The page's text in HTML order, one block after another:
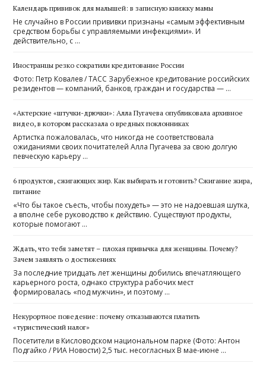
Календарь прививок для малышей: в записную книжку мамы
Не случайно в России прививки признаны «самым эффективным
средством борьбы с управляемыми инфекциями». И
действительно, с …
Иностранцы резко сократили кредитование России
Фото: Петр Ковалев / ТАСС Зарубежное кредитование российских
резидентов — компаний, банков, граждан и государства — …
«Актерские «штучки-дрючки»: Алла Пугачева опубликовала архивное
видео, в котором рассказала о вредных поклонниках
Артистка пожаловалась, что никогда не соответствовала
ожиданиями своих почитателей Алла Пугачева за свою долгую
певческую карьеру …
6 продуктов, сжигающих жир. Как выбирать и готовить? Сжигание жира,
питание
«Что бы такое съесть, чтобы похудеть» — это не надоевшая шутка,
а вполне себе руководство к действию. Существуют продукты,
которые помогают …
Ждать, что тебя заметят – плохая привычка для женщины. Почему?
Зачем заявлять о достижениях
За последние тридцать лет женщины добились впечатляющего
карьерного роста, однако структура рабочих мест
формировалась «под мужчин», и поэтому …
Некурортное поведение: почему отказываются платить
«туристический налог»
Посетители в Кисловодском национальном парке (Фото: Антон
Подгайко / РИА Новости) 2,5 тыс. несогласных В мае-июне …